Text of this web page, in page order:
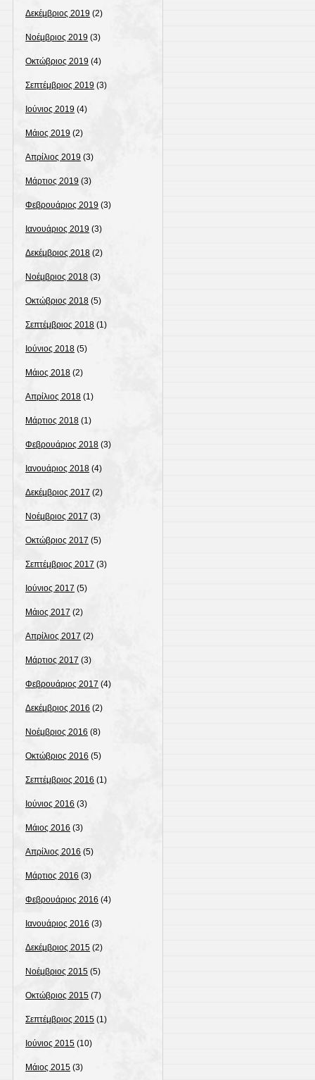
Δεκέμβριος 2019 (2)
Νοέμβριος 2019 (3)
Οκτώβριος 2019 (4)
Σεπτέμβριος 2019 (3)
Ιούνιος 2019 (4)
Μάιος 2019 (2)
Απρίλιος 2019 (3)
Μάρτιος 2019 (3)
Φεβρουάριος 2019 (3)
Ιανουάριος 2019 (3)
Δεκέμβριος 2018 (2)
Νοέμβριος 2018 (3)
Οκτώβριος 2018 (5)
Σεπτέμβριος 2018 (1)
Ιούνιος 2018 (5)
Μάιος 2018 (2)
Απρίλιος 2018 (1)
Μάρτιος 2018 (1)
Φεβρουάριος 2018 (3)
Ιανουάριος 2018 (4)
Δεκέμβριος 2017 (2)
Νοέμβριος 2017 (3)
Οκτώβριος 2017 (5)
Σεπτέμβριος 2017 (3)
Ιούνιος 2017 (5)
Μάιος 2017 (2)
Απρίλιος 2017 (2)
Μάρτιος 2017 (3)
Φεβρουάριος 2017 (4)
Δεκέμβριος 2016 (2)
Νοέμβριος 2016 (8)
Οκτώβριος 2016 (5)
Σεπτέμβριος 2016 (1)
Ιούνιος 2016 (3)
Μάιος 2016 (3)
Απρίλιος 2016 (5)
Μάρτιος 2016 (3)
Φεβρουάριος 2016 (4)
Ιανουάριος 2016 (3)
Δεκέμβριος 2015 (2)
Νοέμβριος 2015 (5)
Οκτώβριος 2015 (7)
Σεπτέμβριος 2015 (1)
Ιούνιος 2015 (10)
Μάιος 2015 (3)